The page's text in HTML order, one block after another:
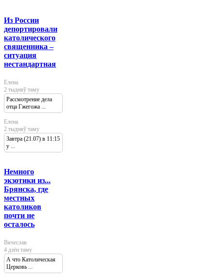
Из России
депортировали
католического
священника –
ситуация
нестандартная
Елена
2 тыдняў таму
Рассмотрение дела
отца Гжегожа ...
Елена
2 тыдняў таму
Завтра (21.07) в 11:15
у ...
Немного
экзотики из...
Брянска, где
местных
католиков
почти не
осталось
Вячеслав
4 дзён таму
А что Католическая
Церковь ...